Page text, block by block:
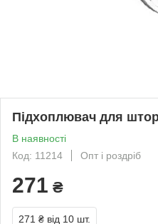
Підхоплювач для
В наявності
Код: 11214
Опт і роздріб
271 ₴
271 ₴ від 10 шт.